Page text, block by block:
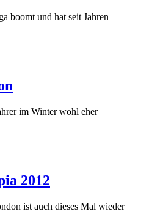
boomt und hat seit Jahren
im Winter wohl eher
2012
ist auch dieses Mal wieder